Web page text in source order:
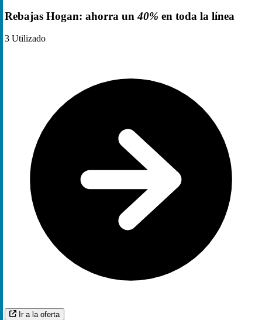
Rebajas Hogan: ahorra un40% en toda la línea
3 Utilizado
Ir a la oferta